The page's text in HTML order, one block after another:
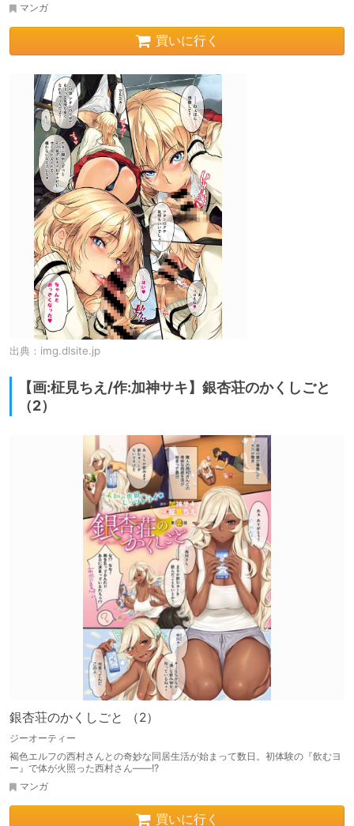
マンガ
買いに行く
出典： img.dlsite.jp
【画:柾見ちえ/作:加神サキ】銀杏荘のかくしごと
（2）
銀杏荘のかくしごと （2）
ジーオーティー
褐色エルフの西村さんとの奇妙な同居生活が始まって数日。初体験の『飲むヨ
ー』で体が火照った西村さん――!?
マンガ
買いに行く